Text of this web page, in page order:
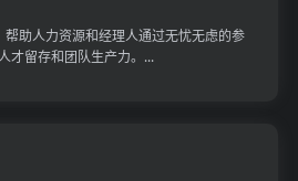
助人力资源和经理人通过无忧无虑的参
才留存和团队生产力。...